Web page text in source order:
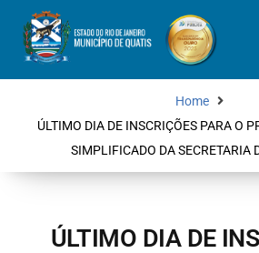
Home
ÚLTIMO DIA DE INSCRIÇÕES PARA O
SIMPLIFICADO DA SECRETARIA
ÚLTIMO DIA DE